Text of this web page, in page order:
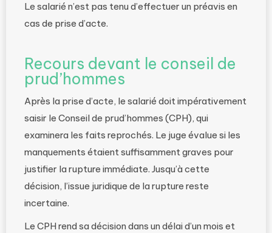
Le salarié n’est pas tenu d’effectuer un préavis en
cas de prise d’acte.
Recours devant le conseil de
prud’hommes
Après la prise d’acte, le salarié doit impérativement
saisir le Conseil de prud’hommes (CPH), qui
examinera les faits reprochés. Le juge évalue si les
manquements étaient suffisamment graves pour
justifier la rupture immédiate. Jusqu’à cette
décision, l’issue juridique de la rupture reste
incertaine.
Le CPH rend sa décision dans un délai d’un mois et